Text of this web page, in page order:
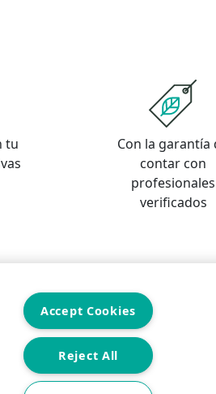
tu
Con la garantía
contar con
profesionales
verificados
Accept Cookies
Reject All